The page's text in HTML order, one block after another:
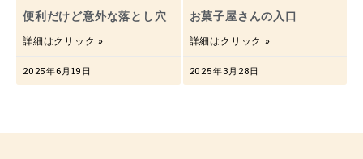
便利だけど意外な落とし穴
詳細はクリック »
2025年6月19日
お菓子屋さんの入口
詳細はクリック »
2025年3月28日